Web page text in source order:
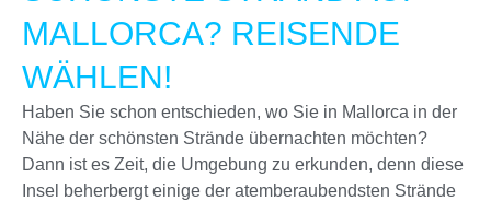
MALLORCA? REISENDE
WÄHLEN!
Haben Sie schon entschieden, wo Sie in Mallorca in der
Nähe der schönsten Strände übernachten möchten?
Dann ist es Zeit, die Umgebung zu erkunden, denn diese
Insel beherbergt einige der atemberaubendsten Strände